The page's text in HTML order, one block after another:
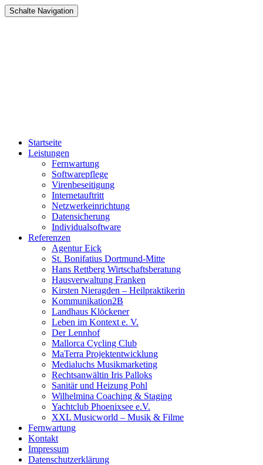
Schalte Navigation
Zum
Inhalt
Startseite
Leistungen
Fernwartung
Softwarepflege
Virenbeseitigung
Internetauftritt
Netzwerkeinrichtung
Datensicherung
Individualsoftware
Referenzen
Agentur Eick
St. Bonifatius Dortmund-Mitte
Hans Rettberg Wirtschaftsberatung
Hausverwaltung Franken
Kirsten Nieragden – Heilpraktikerin
Kommunikation2B
Landhaus Klöckener
Leben im Kontext e. V.
Der Lennhof
Mallorca Cycling Club
MaTerra Projektentwicklung
Medialuchs Musikmarketing
Rechtsanwältin Iris Palloks
Sanitär und Heizung Pohl
Wilhelmina Coaching & Staging
Yachtclub Phoenixsee e.V.
XXL Musicworld – Musik & Filme
Fernwartung
Kontakt
Impressum
Datenschutzerklärung